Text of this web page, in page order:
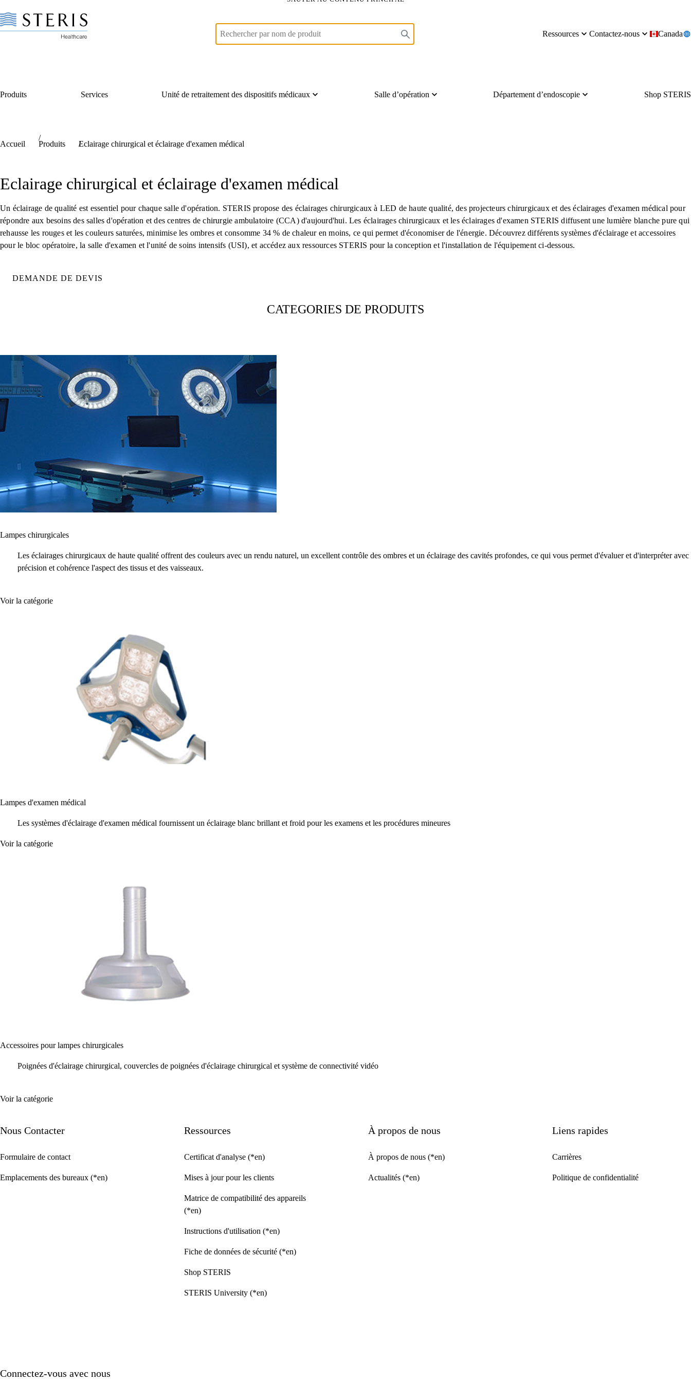
Ressources Contactez-nous Canada
Produits Services Unité de retraitement des dispositifs médicaux Salle d’opération Département d’endoscopie Shop STERIS
Accueil
Produits Eclairage chirurgical et éclairage d'examen médical
Eclairage chirurgical et éclairage d'examen médical
Un éclairage de qualité est essentiel pour chaque salle d'opération. STERIS propose des éclairages chirurgicaux à LED de haute qualité, des projecteurs chirurgicaux et des éclairages d'examen médical pour
répondre aux besoins des salles d'opération et des centres de chirurgie ambulatoire (CCA) d'aujourd'hui. Les éclairages chirurgicaux et les éclairages d'examen STERIS diffusent une lumière blanche pure qui
rehausse les rouges et les couleurs saturées, minimise les ombres et consomme 34 % de chaleur en moins, ce qui permet d'économiser de l'énergie. Découvrez différents systèmes d'éclairage et accessoires
pour le bloc opératoire, la salle d'examen et l'unité de soins intensifs (USI), et accédez aux ressources STERIS pour la conception et l'installation de l'équipement ci-dessous.
DEMANDE DE DEVIS
CATEGORIES DE PRODUITS
Lampes chirurgicales
Les éclairages chirurgicaux de haute qualité offrent des couleurs avec un rendu naturel, un excellent contrôle des ombres et un éclairage des cavités profondes, ce qui vous permet d'évaluer et d'interpréter avec
précision et cohérence l'aspect des tissus et des vaisseaux.
Voir la catégorie
Lampes d'examen médical
Les systèmes d'éclairage d'examen médical fournissent un éclairage blanc brillant et froid pour les examens et les procédures mineures
Voir la catégorie
Accessoires pour lampes chirurgicales
Poignées d'éclairage chirurgical, couvercles de poignées d'éclairage chirurgical et système de connectivité vidéo
Voir la catégorie
Nous Contacter
Formulaire de contact
Emplacements des bureaux (*en)
Ressources
Certificat d'analyse (*en)
Mises à jour pour les clients
Matrice de compatibilité des appareils
(*en)
Instructions d'utilisation (*en)
Fiche de données de sécurité (*en)
Shop STERIS
STERIS University (*en)
À propos de nous
À propos de nous (*en)
Actualités (*en)
Liens rapides
Carrières
Politique de confidentialité
Connectez-vous avec nous